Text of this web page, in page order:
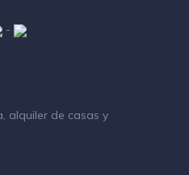
-
alquiler de casas y